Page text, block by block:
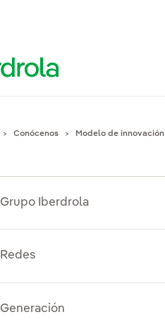
Conócenos Modelo de innovación
Grupo Iberdrola
Redes
Generación